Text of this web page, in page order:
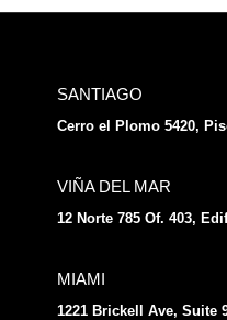
SANTIAGO
Cerro el Plomo 5420,
VIÑA DEL MAR
12 Norte 785 Of. 403,
MIAMI
1221 Brickell Ave, Suite